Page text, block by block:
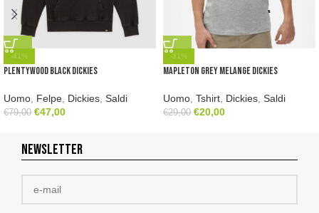
-41%
Plentywood Black Dickies
Uomo Felpe Dickies Saldi
€79,00 €47,00
-31%
Mapleton Grey Melange Dickies
Uomo Tshirt Dickies Saldi
€29,00 €20,00
NEWSLETTER